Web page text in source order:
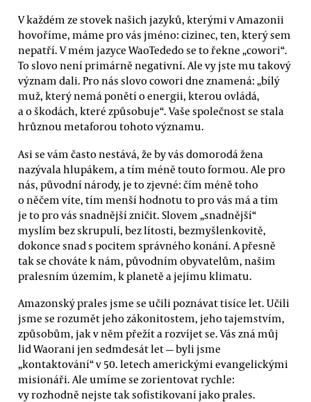
V každém ze stovek našich jazyků, kterými v Amazonii
hovoříme, máme pro vás jméno: cizinec, ten, který sem
nepatří. V mém jazyce WaoTededo se to řekne „cowori“.
To slovo není primárně negativní. Ale vy jste mu takový
význam dali. Pro nás slovo cowori dne znamená: „bílý
muž, který nemá ponětí o energii, kterou ovládá,
a o škodách, které způsobuje“. Vaše společnost se stala
hrůznou metaforou tohoto významu.
Asi se vám často nestává, že by vás domorodá žena
nazývala hlupákem, a tím méně touto formou. Ale pro
nás, původní národy, je to zjevné: čím méně toho
o něčem víte, tím menší hodnotu to pro vás má a tím
je to pro vás snadnější zničit. Slovem „snadnější“
myslím bez skrupulí, bez lítosti, bezmyšlenkovitě,
dokonce snad s pocitem správného konání. A přesně
tak se chováte k nám, původním obyvatelům, našim
pralesním územím, k planetě a jejímu klimatu.
Amazonský prales jsme se učili poznávat tisíce let. Učili
jsme se rozumět jeho zákonitostem, jeho tajemstvím,
způsobům, jak v něm přežít a rozvíjet se. Vás zná můj
lid Waorani jen sedmdesát let — byli jsme
„kontaktování“ v 50. letech americkými evangelickými
misionáři. Ale umíme se zorientovat rychle:
vy rozhodně nejste tak sofistikovaní jako prales.